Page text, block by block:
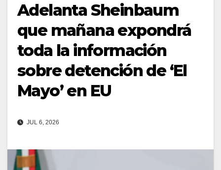
Adelanta Sheinbaum
que mañana expondrá
toda la información
sobre detención de ‘El
Mayo’ en EU
JUL 6, 2026